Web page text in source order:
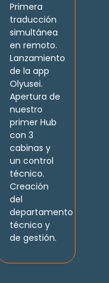
Primera
traducción
simultánea
en remoto.
Lanzamiento
de la app
Olyusei.
Apertura de
nuestro
primer Hub
con 3
cabinas y
un control
técnico.
Creación
del
departamento
técnico y
de gestión.